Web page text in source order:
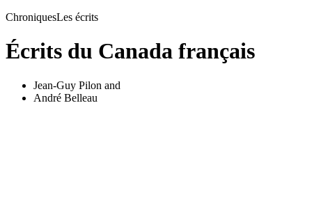
ChroniquesLes écrits
Écrits du Canada français
Jean-Guy Pilon and
André Belleau